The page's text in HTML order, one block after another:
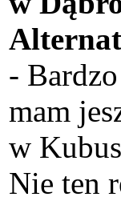
-
mam
w
Nie ten